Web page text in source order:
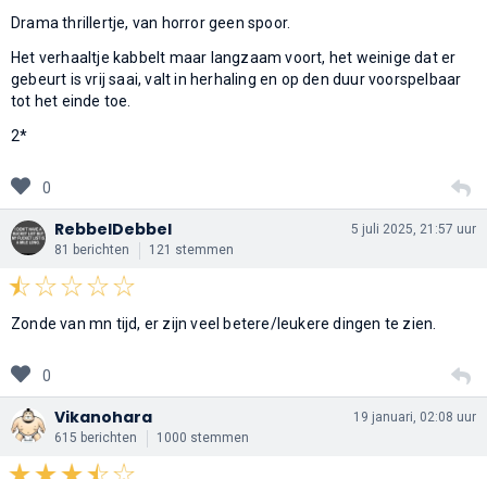
Drama thrillertje, van horror geen spoor.
Het verhaaltje kabbelt maar langzaam voort, het weinige dat er
gebeurt is vrij saai, valt in herhaling en op den duur voorspelbaar
tot het einde toe.
2*
0
RebbelDebbel
81 berichten 121 stemmen
5 juli 2025, 21:57 uur
Zonde van mn tijd, er zijn veel betere/leukere dingen te zien.
0
Vikanohara
615 berichten 1000 stemmen
19 januari, 02:08 uur